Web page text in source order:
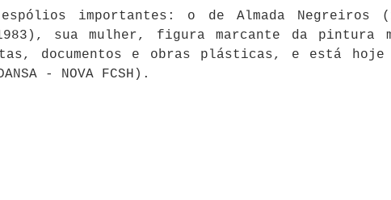
importantes: o de Almada Negreiros
sua mulher, figura marcante da pintura
documentos e obras plásticas, e está hoje
- NOVA FCSH).